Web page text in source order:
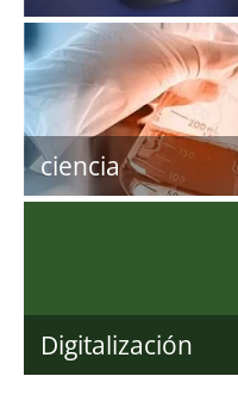
ciencia
Digitalización